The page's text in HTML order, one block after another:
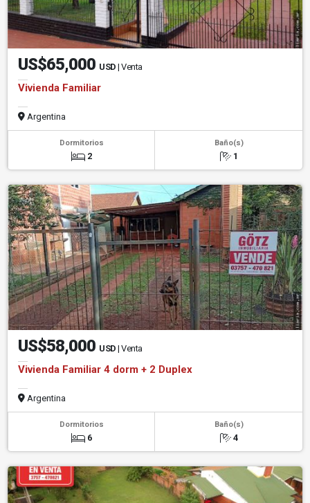
US$65,000 USD | Venta
Vivienda Familiar
Argentina
Dormitorios
2
Baño(s)
1
US$58,000 USD | Venta
Vivienda Familiar 4 dorm + 2 Duplex
Argentina
Dormitorios
6
Baño(s)
4